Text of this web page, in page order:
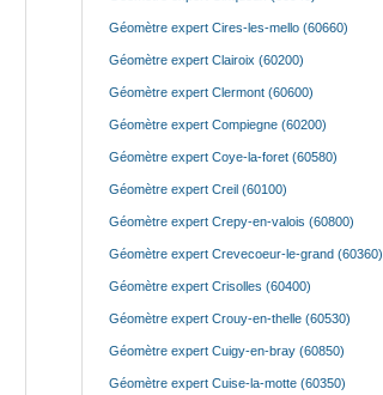
Géomètre expert Cires-les-mello (60660)
Géomètre expert Clairoix (60200)
Géomètre expert Clermont (60600)
Géomètre expert Compiegne (60200)
Géomètre expert Coye-la-foret (60580)
Géomètre expert Creil (60100)
Géomètre expert Crepy-en-valois (60800)
Géomètre expert Crevecoeur-le-grand (60360)
Géomètre expert Crisolles (60400)
Géomètre expert Crouy-en-thelle (60530)
Géomètre expert Cuigy-en-bray (60850)
Géomètre expert Cuise-la-motte (60350)